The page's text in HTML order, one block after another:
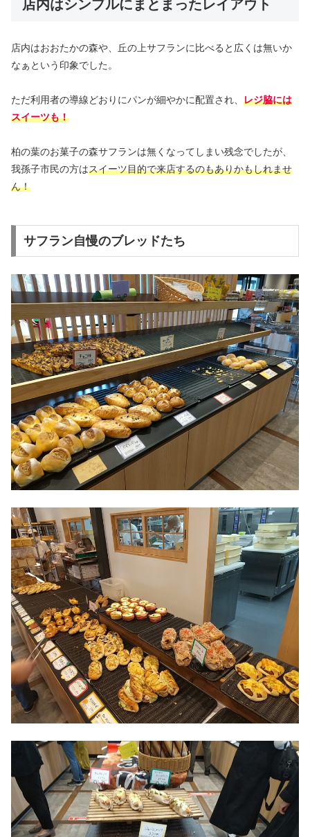
店内はシンプルにまとまったレイアウト
店内はおおたかの森や、丘の上サフランに比べると広くは無いか
なぁという印象でした。
ただ利用者の導線どおりにパンが細やかに配置され、 レジ脇には
スイーツも！
柏の葉のお菓子の森サフランは無くなってしまい残念でしたが、
我孫子市民の方はスイーツ目的で来店するのもありかもしれませ
ん！
サフラン自慢のブレッドたち